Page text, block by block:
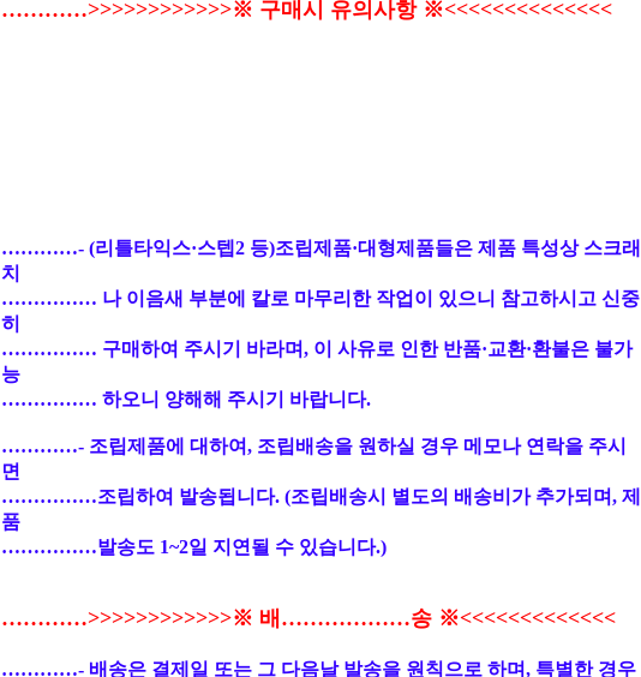
…………>>>>>>>>>>>>※ 구매시 유의사항 ※<<<<<<<<<<<<<<
…………- (리틀타익스·스텝2 등)조립제품·대형제품들은 제품 특성상 스크래
치
…………… 나 이음새 부분에 칼로 마무리한 작업이 있으니 참고하시고 신중
히
…………… 구매하여 주시기 바라며, 이 사유로 인한 반품·교환·환불은 불가
능
…………… 하오니 양해해 주시기 바랍니다.
…………- 조립제품에 대하여, 조립배송을 원하실 경우 메모나 연락을 주시
면
……………조립하여 발송됩니다. (조립배송시 별도의 배송비가 추가되며, 제
품
……………발송도 1~2일 지연될 수 있습니다.)
…………>>>>>>>>>>>>※ 배………………송 ※<<<<<<<<<<<<<
…………- 배송은 결제일 또는 그 다음날 발송을 원칙으로 하며, 특별한 경우